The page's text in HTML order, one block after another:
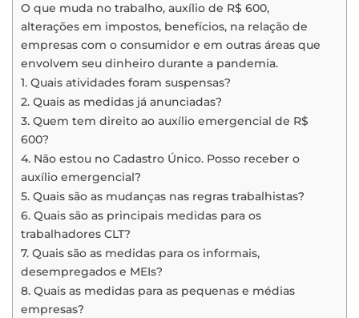
O que muda no trabalho, auxílio de R$ 600,
alterações em impostos, benefícios, na relação de
empresas com o consumidor e em outras áreas que
envolvem seu dinheiro durante a pandemia.
1. Quais atividades foram suspensas?
2. Quais as medidas já anunciadas?
3. Quem tem direito ao auxílio emergencial de R$
600?
4. Não estou no Cadastro Único. Posso receber o
auxílio emergencial?
5. Quais são as mudanças nas regras trabalhistas?
6. Quais são as principais medidas para os
trabalhadores CLT?
7. Quais são as medidas para os informais,
desempregados e MEIs?
8. Quais as medidas para as pequenas e médias
empresas?